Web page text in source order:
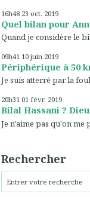
16h48 23 oct. 2019
Quel bilan pour
Quand je considère le
09h41 10 juin 2019
Périphérique à 50
Je suis atterré par la
20h31 01 févr. 2019
Bilal Hassani ?
Je n'aime pas qu'on me
Rechercher